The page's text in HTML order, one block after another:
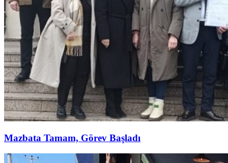
Mazbata Tamam, Görev Başladı